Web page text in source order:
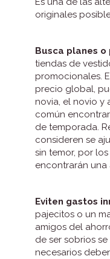
originales
Busca planes
tiendas de
promocionales.
precio global,
novia, el novio y
común
de temporada.
consideren se
sin temor, por
encontrarán una
Eviten gastos
pajecitos o un
amigos del
de ser sobrios
necesarios